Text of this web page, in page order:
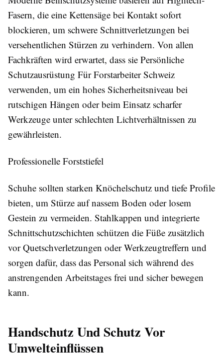
Fasern, die eine Kettensäge bei Kontakt sofort
blockieren, um schwere Schnittverletzungen bei
versehentlichen Stürzen zu verhindern. Von allen
Fachkräften wird erwartet, dass sie Persönliche
Schutzausrüstung Für Forstarbeiter Schweiz
verwenden, um ein hohes Sicherheitsniveau bei
rutschigen Hängen oder beim Einsatz scharfer
Werkzeuge unter schlechten Lichtverhältnissen zu
gewährleisten.
Professionelle Forststiefel
Schuhe sollten starken Knöchelschutz und tiefe Profile
bieten, um Stürze auf nassem Boden oder losem
Gestein zu vermeiden. Stahlkappen und integrierte
Schnittschutzschichten schützen die Füße zusätzlich
vor Quetschverletzungen oder Werkzeugtreffern und
sorgen dafür, dass das Personal sich während des
anstrengenden Arbeitstages frei und sicher bewegen
kann.
Handschutz Und Schutz Vor
Umwelteinflüssen